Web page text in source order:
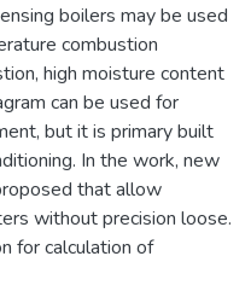
boilers may be used
combustion
high moisture content
can be used for
but it is primary built
In the work, new
that allow
without precision loose.
for calculation of